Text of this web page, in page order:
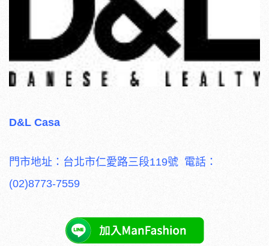
D&L Casa
門市地址：台北市仁愛路三段119號 電話：
(02)8773-7559